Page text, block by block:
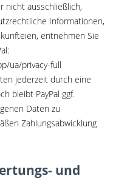
nicht ausschließlich,
Informationen,
entnehmen Sie
ua/privacy-full
jederzeit durch eine
bleibt PayPal ggf.
Daten zu
Zahlungsabwicklung
und